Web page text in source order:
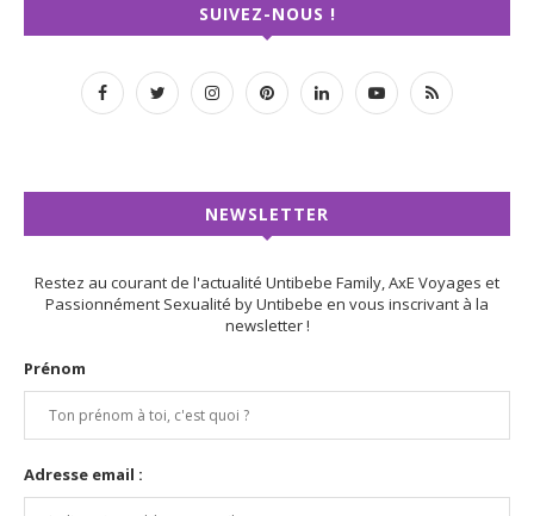
SUIVEZ-NOUS !
NEWSLETTER
Restez au courant de l'actualité Untibebe Family, AxE Voyages et
Passionnément Sexualité by Untibebe en vous inscrivant à la
newsletter !
Prénom
Adresse email :